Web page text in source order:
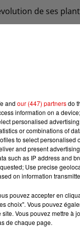
de ses
emploie
aussi des
au vendredi, 6h-
and our (447) partnersdo
information on a
personalised
or combinations of
to select personalised
and present
such as IP address and
Use precise
on information
pouvez accepter en
choix". Vous pouvez
site. Vous pouvez mettre à
de chaque page.